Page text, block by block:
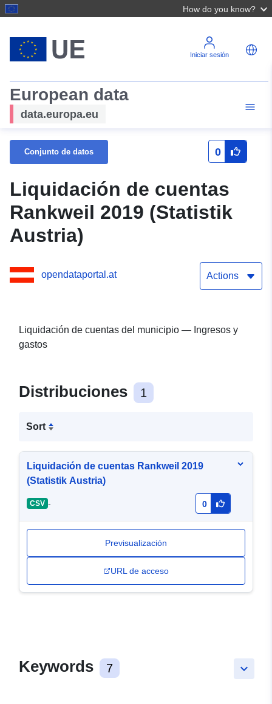
How do you know?
Iniciar sesión
European data
data.europa.eu
Conjunto de datos 0
Liquidación de cuentas
Rankweil 2019 (Statistik
Austria)
opendataportal.at Actions
Liquidación de cuentas del municipio — Ingresos y
gastos
Distribuciones 1
Sort
Liquidación de cuentas Rankweil 2019
(Statistik Austria)
CSV - 0
Previsualización
URL de acceso
keyboard_arrow_down
Keywords 7